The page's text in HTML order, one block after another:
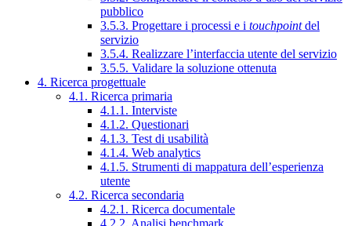
pubblico
3.5.3. Progettare i processi e i touchpointdel
servizio
3.5.4. Realizzare l’interfaccia utente del servizio
3.5.5. Validare la soluzione ottenuta
4. Ricerca progettuale
4.1. Ricerca primaria
4.1.1. Interviste
4.1.2. Questionari
4.1.3. Test di usabilità
4.1.4. Web analytics
4.1.5. Strumenti di mappatura dell’esperienza
utente
4.2. Ricerca secondaria
4.2.1. Ricerca documentale
4.2.2. Analisi benchmark